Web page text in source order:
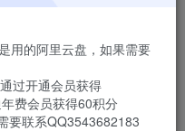
登录购买
6.04 GB
用的阿里云盘，如果需要
过开通会员获得
费会员获得60积分
要联系QQ3543682183